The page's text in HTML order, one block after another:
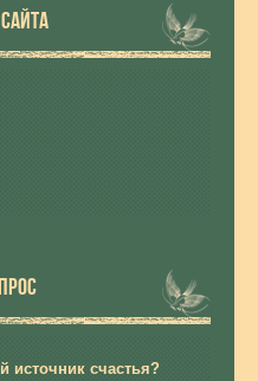
источник счастья?